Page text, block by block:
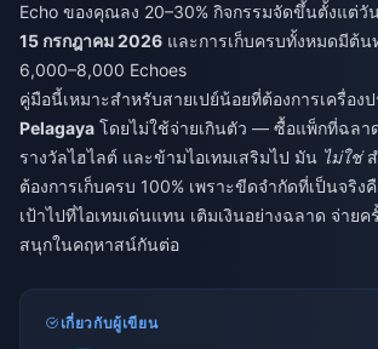
Echo ของคุณลง 20–30% กิจกรรมจัดขึ้นตั้งแต่วั
15 กรกฎาคม 2026 และการเก็บครบทั้งหมดมีต้น
6,000–8,000 Echoes
คู่มือนี้เหมาะสำหรับสายเปย์น้อยที่ต้องการเครื่อง
Pelagaya โดยไม่ใช้จ่ายเกินตัว — ซื้อแพ็กที่ฉลาด
รางวัลไฮไลต์ และข้ามไอเทมเสริมไป มัน ไม่ใช่ส
ต้องการเก็บครบ 100% เพราะขีดจำกัดที่เป็นจริง
เป้าไปที่ไอเทมเด่นแทน เติมเงินอย่างฉลาด จ่ายค
สนุกในคฤหาสน์กันต่อ
เกี่ยวกับผู้เขียน